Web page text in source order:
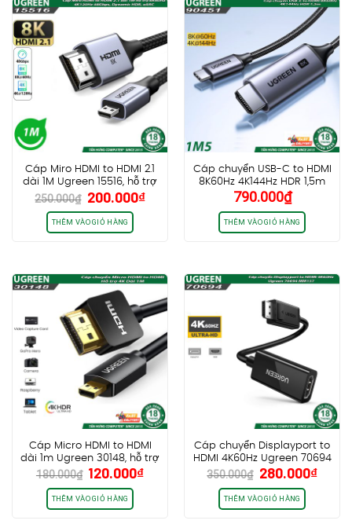
Cáp Miro HDMI to HDMI 2.1
dài 1M Ugreen 15516, hỗ trợ
8K60Hz 4K120Hz 48Gbps,
Dynamic HDR, eARC
250.000₫ Giá
gốc
là:
250.000₫.
200.000₫Giá
THÊM VÀO GIỎ HÀNG
Cáp chuyển USB-C to HDMI
8K60Hz 4K144Hz HDR 1,5m
Ugreen 90451 CM565
790.000₫
THÊM VÀO GIỎ HÀNG
Cáp Micro HDMI to HDMI
dài 1m Ugreen 30148, hỗ trợ
4K30Hz HDR
180.000₫ Giá
gốc
là:
180.000₫.
120.000₫Giá
THÊM VÀO GIỎ HÀNG
Cáp chuyển Displayport to
HDMI 4K60Hz Ugreen 70694
MM137
350.000₫ Giá
gốc
là:
350.000₫.
280.000₫Giá
THÊM VÀO GIỎ HÀNG